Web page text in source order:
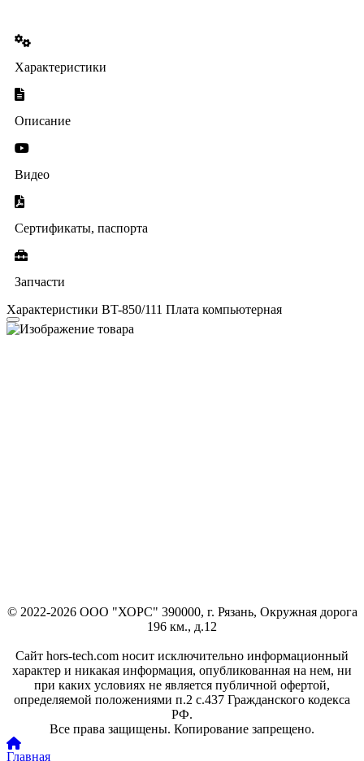
Характеристики
Описание
Видео
Сертификаты, паспорта
Запчасти
Характеристики BT-850/111 Плата компьютерная
© 2022-2026 ООО "ХОРС" 390000, г. Рязань, Окружная дорога
196 км., д.12
Сайт hors-tech.com носит исключительно информационный
характер и никакая информация, опубликованная на нем, ни
при каких условиях не является публичной офертой,
определяемой положениями п.2 с.437 Гражданского кодекса
РФ.
Все права защищены. Копирование запрещено.
Главная